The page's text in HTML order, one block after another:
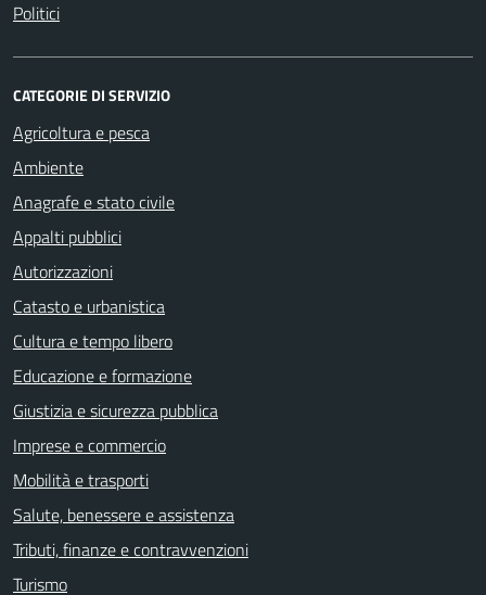
Politici
CATEGORIE DI SERVIZIO
Agricoltura e pesca
Ambiente
Anagrafe e stato civile
Appalti pubblici
Autorizzazioni
Catasto e urbanistica
Cultura e tempo libero
Educazione e formazione
Giustizia e sicurezza pubblica
Imprese e commercio
Mobilità e trasporti
Salute, benessere e assistenza
Tributi, finanze e contravvenzioni
Turismo